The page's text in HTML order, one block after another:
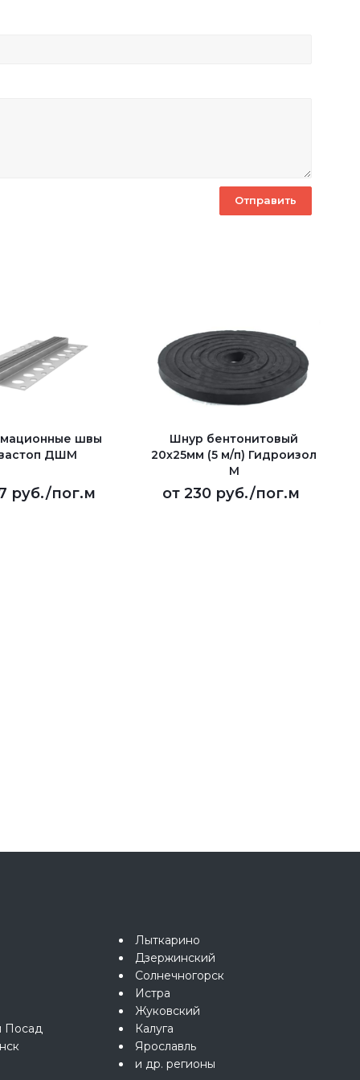
швы
ДШМ
руб./пог.м
Шнур бентонитовый
20х25мм (5 м/п) Гидроизол
М
от 230 руб./пог.м
Посад
Лыткарино
Дзержинский
Солнечногорск
Истра
Жуковский
Калуга
Ярославль
и др. регионы